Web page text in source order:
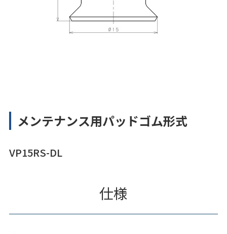
メンテナンス用パッドゴム形式
VP15RS-DL
仕様